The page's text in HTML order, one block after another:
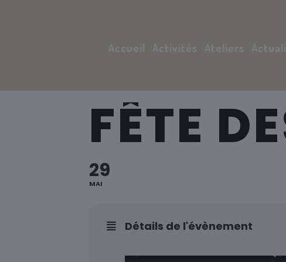
Accueil Activités Ateliers
FÊTE
29
MAI
Détails de l'évènement